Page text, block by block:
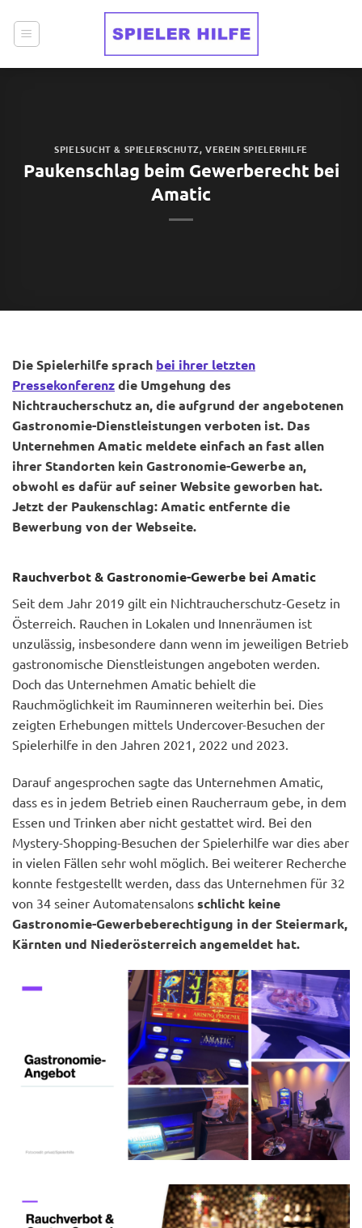
Inhalt
springen
SPIELSUCHT & SPIELERSCHUTZ,VEREIN SPIELERHILFE
Paukenschlag beim Gewerberecht bei
Amatic
Die Spielerhilfe sprach bei ihrer letzten
Pressekonferenzdie Umgehung des
Nichtraucherschutz an, die aufgrund der angebotenen
Gastronomie-Dienstleistungen verboten ist. Das
Unternehmen Amatic meldete einfach an fast allen
ihrer Standorten kein Gastronomie-Gewerbe an,
obwohl es dafür auf seiner Website geworben hat.
Jetzt der Paukenschlag: Amatic entfernte die
Bewerbung von der Webseite.
Rauchverbot & Gastronomie-Gewerbe bei Amatic
Seit dem Jahr 2019 gilt ein Nichtraucherschutz-Gesetz in
Österreich. Rauchen in Lokalen und Innenräumen ist
unzulässig, insbesondere dann wenn im jeweiligen Betrieb
gastronomische Dienstleistungen angeboten werden.
Doch das Unternehmen Amatic behielt die
Rauchmöglichkeit im Rauminneren weiterhin bei. Dies
zeigten Erhebungen mittels Undercover-Besuchen der
Spielerhilfe in den Jahren 2021, 2022 und 2023.
Darauf angesprochen sagte das Unternehmen Amatic,
dass es in jedem Betrieb einen Raucherraum gebe, in dem
Essen und Trinken aber nicht gestattet wird. Bei den
Mystery-Shopping-Besuchen der Spielerhilfe war dies aber
in vielen Fällen sehr wohl möglich. Bei weiterer Recherche
konnte festgestellt werden, dass das Unternehmen für 32
von 34 seiner Automatensalons schlicht keine
Gastronomie-Gewerbeberechtigung in der Steiermark,
Kärnten und Niederösterreich angemeldet hat.